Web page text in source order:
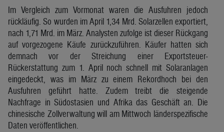
Im Vergleich zum Vormonat waren die Ausfuhren jedoch
rückläufig. So wurden im April 1,34 Mrd. Solarzellen exportiert,
nach 1,71 Mrd. im März. Analysten zufolge ist dieser Rückgang
auf vorgezogene Käufe zurückzuführen. Käufer hatten sich
demnach vor der Streichung einer Exportsteuer-
Rückerstattung zum 1. April noch schnell mit Solaranlagen
eingedeckt, was im März zu einem Rekordhoch bei den
Ausfuhren geführt hatte. Zudem treibt die steigende
Nachfrage in Südostasien und Afrika das Geschäft an. Die
chinesische Zollverwaltung will am Mittwoch länderspezifische
Daten veröffentlichen.